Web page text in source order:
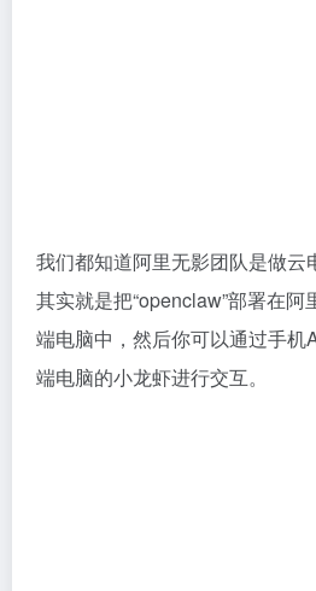
我们都知道阿里无影团队是做云
其实就是把“openclaw”部署在
端电脑中，然后你可以通过手机
端电脑的小龙虾进行交互。